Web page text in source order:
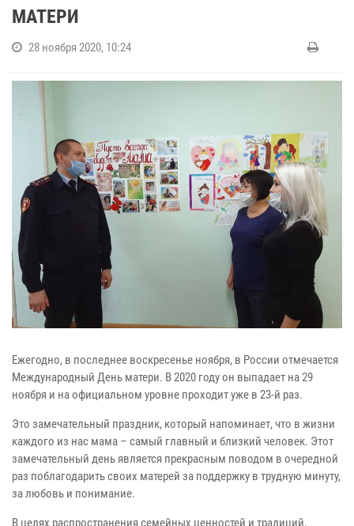
МАТЕРИ
28 ноября 2020, 10:24
Ежегодно, в последнее воскресенье ноября, в России отмечается
Международный День матери. В 2020 году он выпадает на 29
ноября и на официальном уровне проходит уже в 23-й раз.
Это замечательный праздник, который напоминает, что в жизни
каждого из нас мама – самый главный и близкий человек. Этот
замечательный день является прекрасным поводом в очередной
раз поблагодарить своих матерей за поддержку в трудную минуту,
за любовь и понимание.
В целях распространения семейных ценностей и традиций,